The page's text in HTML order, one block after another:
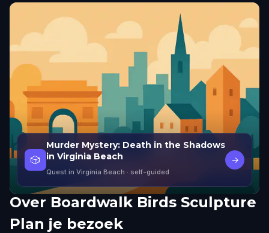
🎲
Murder Mystery: Death in the Shadows
in Virginia Beach
Quest in Virginia Beach · self-guided
→
Over Boardwalk Birds Sculpture
Plan je bezoek